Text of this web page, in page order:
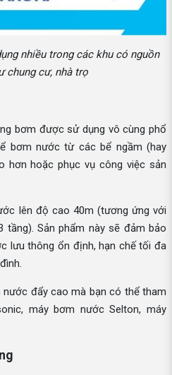
nhiều trong các khu có nguồn
chung cư, nhà trọ
bơm được sử dụng vô cùng phổ
bơm nước từ các bể ngầm (hay
hơn hoặc phục vụ công việc sản
lên độ cao 40m (tương ứng với
Sản phẩm này sẽ đảm bảo
lưu thông ổn định, hạn chế tối đa
đẩy cao mà bạn có thể tham
máy bơm nước Selton, máy